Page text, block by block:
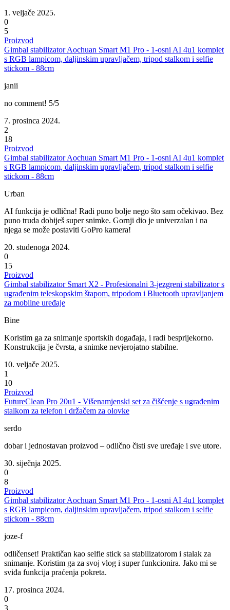
1. veljače 2025.
0
5
Proizvod
Gimbal stabilizator Aochuan Smart M1 Pro - 1-osni AI 4u1 komplet
s RGB lampicom, daljinskim upravljačem, tripod stalkom i selfie
stickom - 88cm
janii
no comment! 5/5
7. prosinca 2024.
2
18
Proizvod
Gimbal stabilizator Aochuan Smart M1 Pro - 1-osni AI 4u1 komplet
s RGB lampicom, daljinskim upravljačem, tripod stalkom i selfie
stickom - 88cm
Urban
AI funkcija je odlična! Radi puno bolje nego što sam očekivao. Bez
puno truda dobiješ super snimke. Gornji dio je univerzalan i na
njega se može postaviti GoPro kamera!
20. studenoga 2024.
0
15
Proizvod
Gimbal stabilizator Smart X2 - Profesionalni 3-jezgreni stabilizator s
ugrađenim teleskopskim štapom, tripodom i Bluetooth upravljanjem
za mobilne uređaje
Bine
Koristim ga za snimanje sportskih događaja, i radi besprijekorno.
Konstrukcija je čvrsta, a snimke nevjerojatno stabilne.
10. veljače 2025.
1
10
Proizvod
FutureClean Pro 20u1 - Višenamjenski set za čišćenje s ugrađenim
stalkom za telefon i držačem za olovke
serđo
dobar i jednostavan proizvod – odlično čisti sve uređaje i sve utore.
30. siječnja 2025.
0
8
Proizvod
Gimbal stabilizator Aochuan Smart M1 Pro - 1-osni AI 4u1 komplet
s RGB lampicom, daljinskim upravljačem, tripod stalkom i selfie
stickom - 88cm
joze-f
odličenset! Praktičan kao selfie stick sa stabilizatorom i stalak za
snimanje. Koristim ga za svoj vlog i super funkcionira. Jako mi se
sviđa funkcija praćenja pokreta.
17. prosinca 2024.
0
3